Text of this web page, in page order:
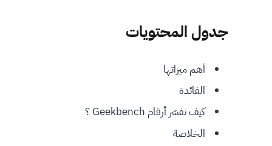
جدول المحتويات
أهم ميزاتها
الفائدة
كيف تفسّر أرقام Geekbench ؟
الخلاصة